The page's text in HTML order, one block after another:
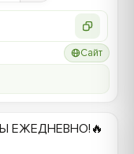
Сайт
ЕЖЕДНЕВНО!🔥